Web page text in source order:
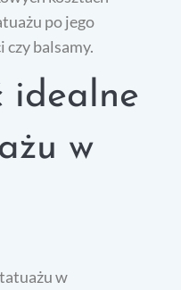
po jego
czy balsamy.
idealne
w
w